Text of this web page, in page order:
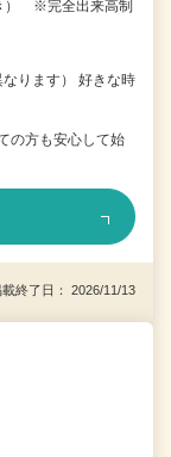
） ※完全出来高制
ります） 好きな時
の方も安心して始
終了日： 2026/11/13